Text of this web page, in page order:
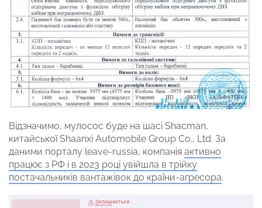
Відзначимо, мулосос буде на шасі Shacman,
китайської Shaanxi Automobile Group Co., Ltd. За
даними порталу leave-russia, компанія активно
працює з РФ і в 2023 році увійшла в трійку
постачальників вантажівок до країни-агресора.